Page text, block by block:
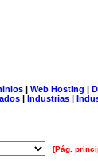
| Web Hosting |
| Industrias |
[Pág.